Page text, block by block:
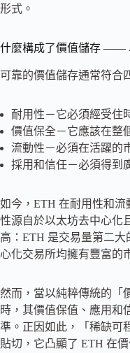
形式。
什麼構成了價值儲存 ——
可靠的價值儲存通常符合
耐用性－它必須經受住
價值保全－它應該在整
流動性－必須在活躍的
採用和信任－必須得到
如今，ETH 在耐用性和流
性源自於以太坊去中心化
高：ETH 是交易量第二
心化交易所均擁有豐富的
然而，當以純粹傳統的「
時，其價值保值、應用和
準。正因如此，「稀缺可
貼切，它凸顯了 ETH 在